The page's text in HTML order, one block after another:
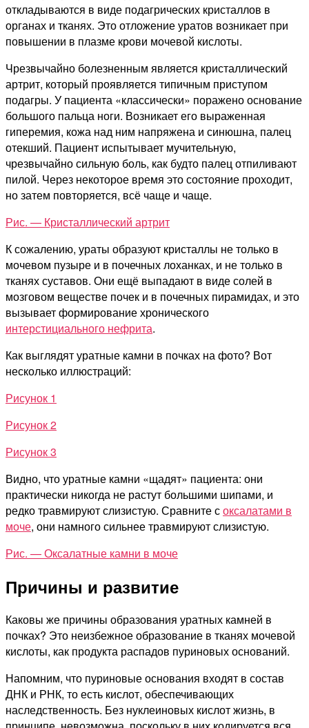
откладываются в виде подагрических кристаллов в
органах и тканях. Это отложение уратов возникает при
повышении в плазме крови мочевой кислоты.
Чрезвычайно болезненным является кристаллический
артрит, который проявляется типичным приступом
подагры. У пациента «классически» поражено основание
большого пальца ноги. Возникает его выраженная
гиперемия, кожа над ним напряжена и синюшна, палец
отекший. Пациент испытывает мучительную,
чрезвычайно сильную боль, как будто палец отпиливают
пилой. Через некоторое время это состояние проходит,
но затем повторяется, всё чаще и чаще.
Рис. — Кристаллический артрит
К сожалению, ураты образуют кристаллы не только в
мочевом пузыре и в почечных лоханках, и не только в
тканях суставов. Они ещё выпадают в виде солей в
мозговом веществе почек и в почечных пирамидах, и это
вызывает формирование хронического
интерстициального нефрита.
Как выглядят уратные камни в почках на фото? Вот
несколько иллюстраций:
Рисунок 1
Рисунок 2
Рисунок 3
Видно, что уратные камни «щадят» пациента: они
практически никогда не растут большими шипами, и
редко травмируют слизистую. Сравните соксалатами в
моче, они намного сильнее травмируют слизистую.
Рис. — Оксалатные камни в моче
Причины и развитие
Каковы же причины образования уратных камней в
почках? Это неизбежное образование в тканях мочевой
кислоты, как продукта распадов пуриновых оснований.
Напомним, что пуриновые основания входят в состав
ДНК и РНК, то есть кислот, обеспечивающих
наследственность. Без нуклеиновых кислот жизнь, в